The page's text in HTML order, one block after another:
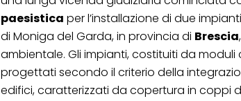
paesistica per l’installazione di due
di Moniga del Garda, in provincia di Brescia
ambientale. Gli impianti, costituiti da
progettati secondo il criterio della
edifici, caratterizzati da copertura in coppi